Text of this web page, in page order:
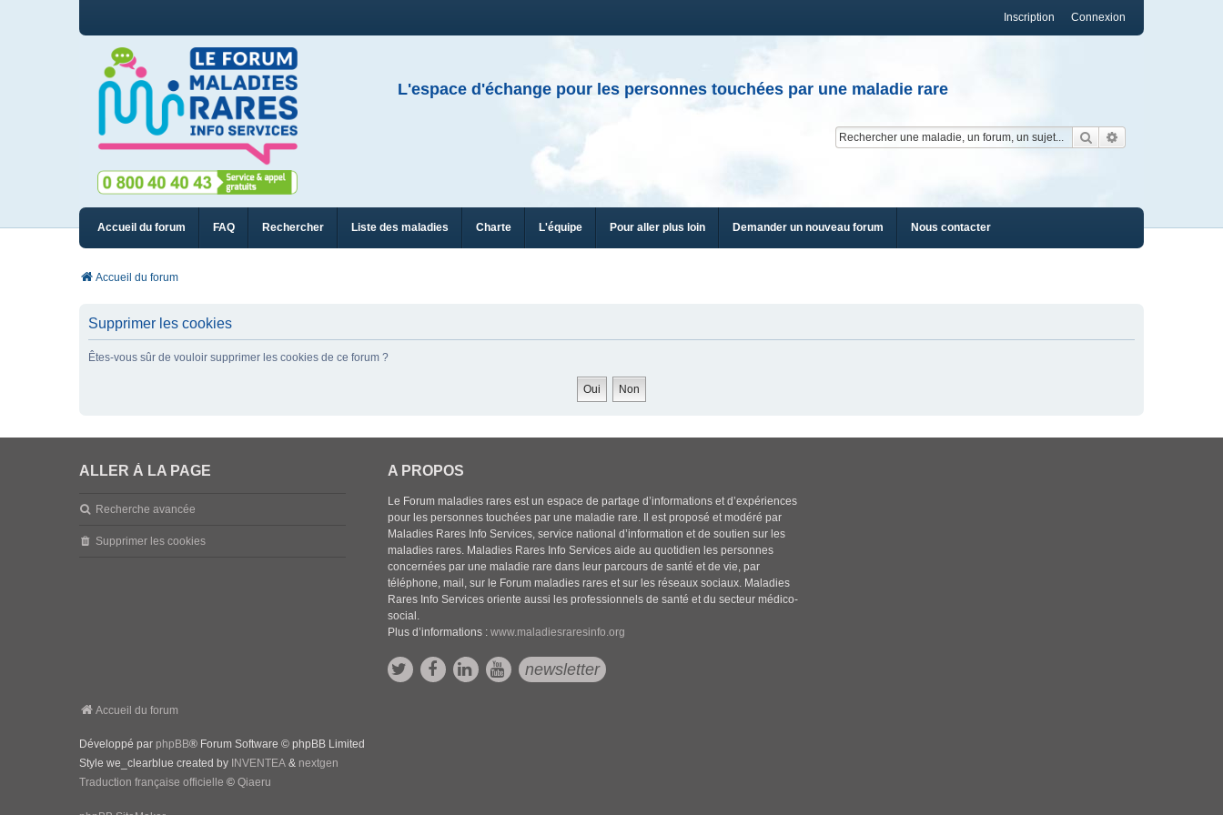
Connexion
Inscription
L'espace d'échange pour les personnes touchées par une maladie rare
Rechercher
Accueil du forum FAQ Rechercher Liste des maladies Charte L'équipe Pour aller plus loin Demander un nouveau forum Nous contacter
Accueil du forum
Supprimer les cookies
Êtes-vous sûr de vouloir supprimer les cookies de ce forum ?
ALLER À LA PAGE
Recherche avancée
Supprimer les cookies
A PROPOS
Le Forum maladies rares est un espace de partage d’informations et d’expériences
pour les personnes touchées par une maladie rare. Il est proposé et modéré par
Maladies Rares Info Services, service national d’information et de soutien sur les
maladies rares. Maladies Rares Info Services aide au quotidien les personnes
concernées par une maladie rare dans leur parcours de santé et de vie, par
téléphone, mail, sur le Forum maladies rares et sur les réseaux sociaux. Maladies
Rares Info Services oriente aussi les professionnels de santé et du secteur médico-
social.
Plus d’informations :www.maladiesraresinfo.org
newsletter
Accueil du forum
Développé par phpBB® Forum Software © phpBB Limited
Style we_clearblue created by INVENTEA & nextgen
Traduction française officielle © Qiaeru